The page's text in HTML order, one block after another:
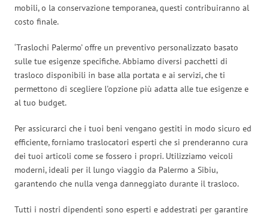
mobili, o la conservazione temporanea, questi contribuiranno al
costo finale.
‘Traslochi Palermo’ offre un preventivo personalizzato basato
sulle tue esigenze specifiche. Abbiamo diversi pacchetti di
trasloco disponibili in base alla portata e ai servizi, che ti
permettono di scegliere l’opzione più adatta alle tue esigenze e
al tuo budget.
Per assicurarci che i tuoi beni vengano gestiti in modo sicuro ed
efficiente, forniamo traslocatori esperti che si prenderanno cura
dei tuoi articoli come se fossero i propri. Utilizziamo veicoli
moderni, ideali per il lungo viaggio da Palermo a Sibiu,
garantendo che nulla venga danneggiato durante il trasloco.
Tutti i nostri dipendenti sono esperti e addestrati per garantire